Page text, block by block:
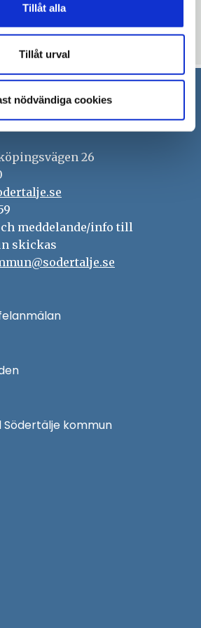
Tillåt alla
Tillåt urval
nödvändiga cookies
på Castorsscenen.
15
kommun
26
meddelande/info till
skickas
kommun